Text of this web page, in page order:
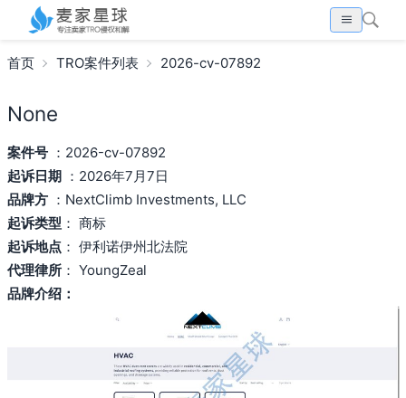
首页 TRO案件列表 2026-cv-07892
None
案件号：2026-cv-07892
起诉日期：2026年7月7日
品牌方：NextClimb Investments, LLC
起诉类型 ： 商标
起诉地点： 伊利诺伊州北法院
代理律所： YoungZeal
品牌介绍：